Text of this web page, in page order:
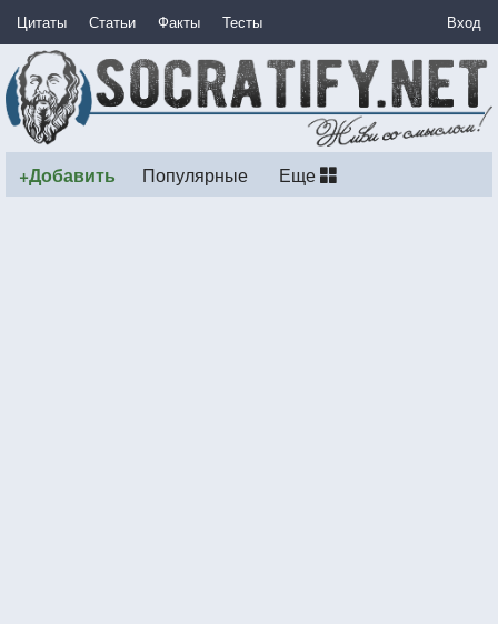
Цитаты Статьи Факты Тесты Вход
+Добавить Популярные Еще